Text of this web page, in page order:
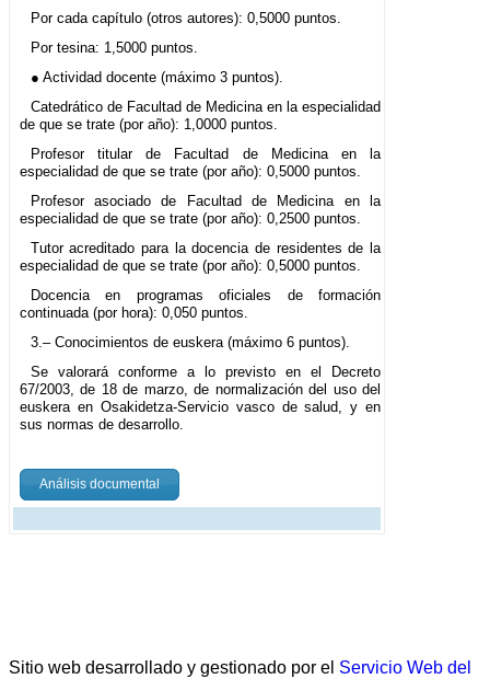
Por cada capítulo (otros autores): 0,5000 puntos.
Por tesina: 1,5000 puntos.
● Actividad docente (máximo 3 puntos).
Catedrático de Facultad de Medicina en la especialidad
de que se trate (por año): 1,0000 puntos.
Profesor titular de Facultad de Medicina en la
especialidad de que se trate (por año): 0,5000 puntos.
Profesor asociado de Facultad de Medicina en la
especialidad de que se trate (por año): 0,2500 puntos.
Tutor acreditado para la docencia de residentes de la
especialidad de que se trate (por año): 0,5000 puntos.
Docencia en programas oficiales de formación
continuada (por hora): 0,050 puntos.
3.– Conocimientos de euskera (máximo 6 puntos).
Se valorará conforme a lo previsto en el Decreto
67/2003, de 18 de marzo, de normalización del uso del
euskera en Osakidetza-Servicio vasco de salud, y en
sus normas de desarrollo.
Análisis documental
Sitio web desarrollado y gestionado por el Servicio Web del